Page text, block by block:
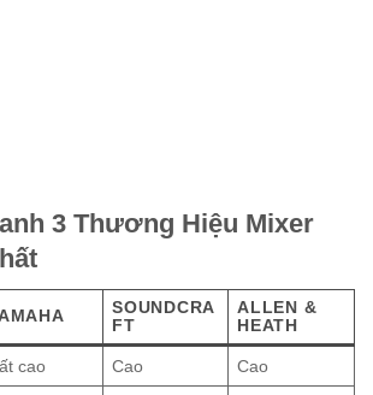
3 Thương Hiệu Mixer
SOUNDCRA
FT
ALLEN &
HEATH
cao Cao Cao